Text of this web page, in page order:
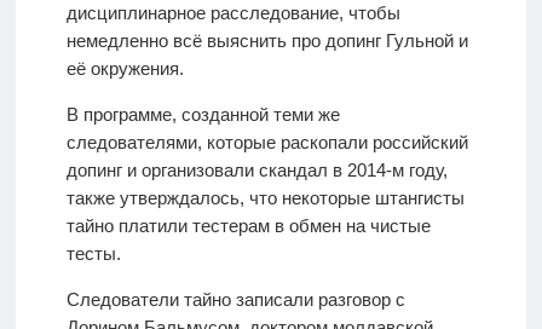
дисциплинарное расследование, чтобы
немедленно всё выяснить про допинг Гульной и
её окружения.
В программе, созданной теми же
следователями, которые раскопали российский
допинг и организовали скандал в 2014-м году,
также утверждалось, что некоторые штангисты
тайно платили тестерам в обмен на чистые
тесты.
Следователи тайно записали разговор с